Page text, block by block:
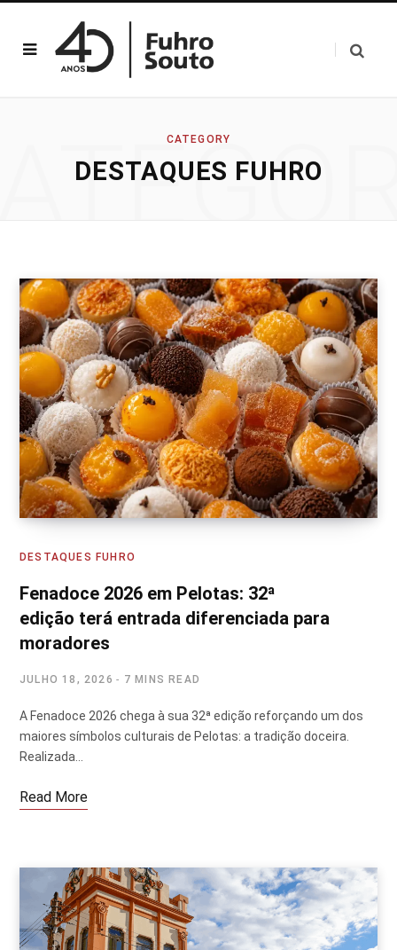
CATEGORY
DESTAQUES FUHRO
DESTAQUES FUHRO
Fenadoce 2026 em Pelotas: 32ª
edição terá entrada diferenciada para
moradores
JULHO 18, 2026 7 MINS READ
A Fenadoce 2026 chega à sua 32ª edição reforçando um dos
maiores símbolos culturais de Pelotas: a tradição doceira.
Realizada…
Read More